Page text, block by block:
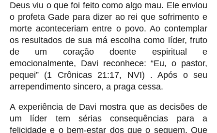
Deus viu o que foi feito como algo mau. Ele enviou
o profeta Gade para dizer ao rei que sofrimento e
morte aconteceriam entre o povo. Ao contemplar
os resultados de sua má escolha como líder, fruto
de um coração doente espiritual e
emocionalmente, Davi reconhece: “Eu, o pastor,
pequei” (1 Crônicas 21:17, NVI) . Após o seu
arrependimento sincero, a praga cessa.
A experiência de Davi mostra que as decisões de
um líder tem sérias consequências para a
felicidade e o bem-estar dos que o seguem. Que